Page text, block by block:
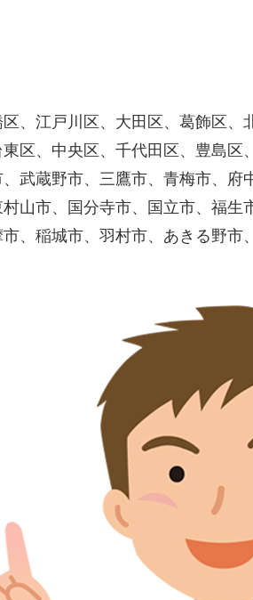
、江戸川区、大田区、葛飾区、
区、中央区、千代田区、豊島区
武蔵野市、三鷹市、青梅市、府
山市、国分寺市、国立市、福生
、稲城市、羽村市、あきる野市